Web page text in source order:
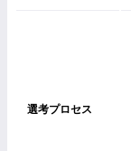
選考プロセス